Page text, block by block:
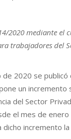
2020 mediante el
trabajadores del
de 2020 se
un
del Sector
el mes de
dicho incremento